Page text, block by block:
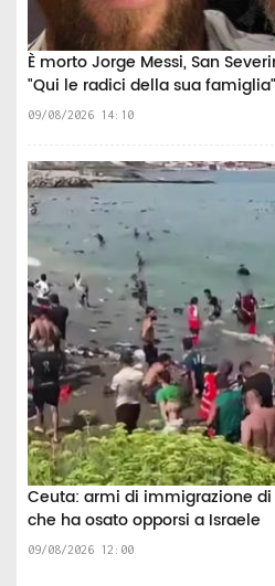
È morto Jorge Messi, San
"Qui le radici della sua famiglia"
09/08/2026 14:10
Ceuta: armi di immigrazione
che ha osato opporsi a Israele
09/08/2026 12:00